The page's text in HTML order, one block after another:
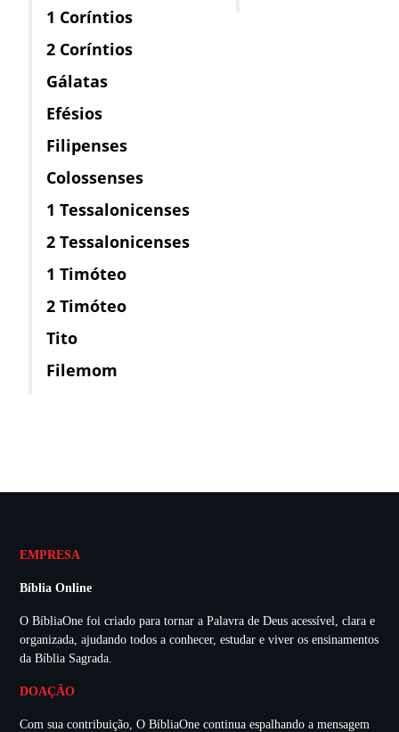
1 Coríntios
2 Coríntios
Gálatas
Efésios
Filipenses
Colossenses
1 Tessalonicenses
2 Tessalonicenses
1 Timóteo
2 Timóteo
Tito
Filemom
EMPRESA
Bíblia Online
O BíbliaOne foi criado para tornar a Palavra de Deus acessível, clara e
organizada, ajudando todos a conhecer, estudar e viver os ensinamentos
da Bíblia Sagrada.
DOAÇÃO
Com sua contribuição, O BíbliaOne continua espalhando a mensagem